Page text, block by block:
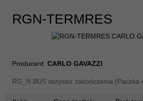
RGN-TERMRES
Producent: CARLO GAVAZZI
RG_N BUS rezystor zakończenia (Paczka